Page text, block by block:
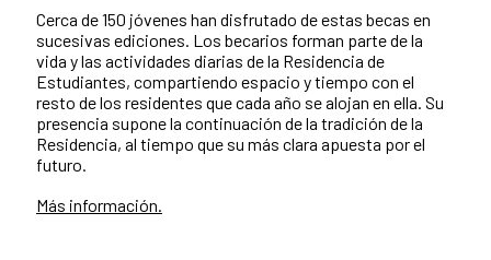
Cerca de 150 jóvenes han disfrutado de estas becas en
sucesivas ediciones. Los becarios forman parte de la
vida y las actividades diarias de la Residencia de
Estudiantes, compartiendo espacio y tiempo con el
resto de los residentes que cada año se alojan en ella. Su
presencia supone la continuación de la tradición de la
Residencia, al tiempo que su más clara apuesta por el
futuro.
Más información.